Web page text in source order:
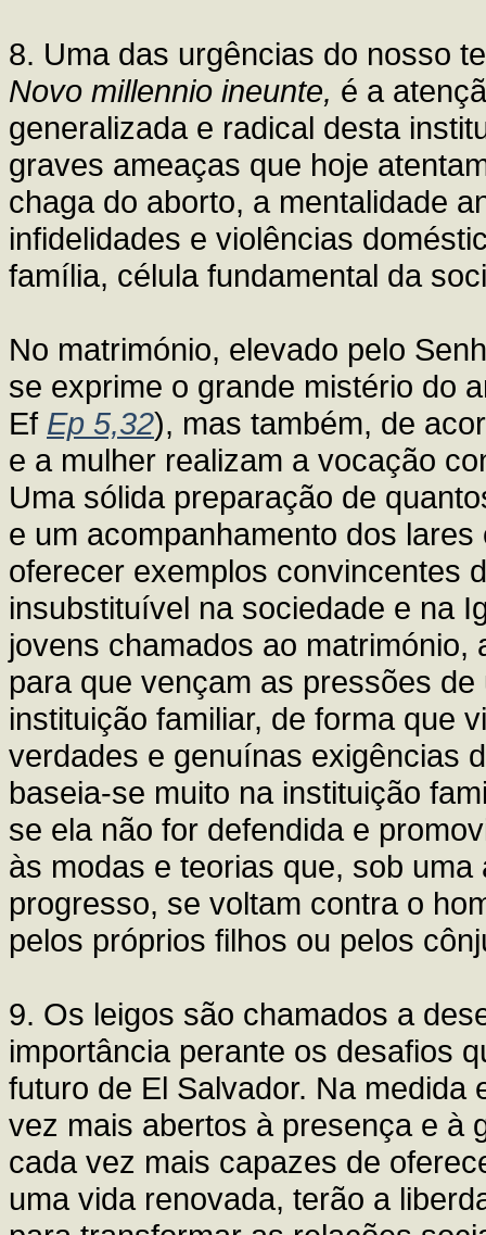
8. Uma das urgências do nosso
Novo millennio ineunte, é a
generalizada e radical desta
graves ameaças que hoje
chaga do aborto, a mentalidade
infidelidades e violências
família, célula fundamental da
No matrimónio, elevado pelo
se exprime o grande mistério do
Ef Ep 5,32), mas também, de
e a mulher realizam a vocação
Uma sólida preparação de
e um acompanhamento dos
oferecer exemplos convincentes
insubstituível na sociedade e na
jovens chamados ao
para que vençam as pressões
instituição familiar, de forma que
verdades e genuínas exigências
baseia-se muito na instituição
se ela não for defendida e
às modas e teorias que, sob
progresso, se voltam contra o
pelos próprios filhos ou pelos
9. Os leigos são chamados a
importância perante os desafios
futuro de El Salvador. Na
vez mais abertos à presença e à
cada vez mais capazes de
uma vida renovada, terão a